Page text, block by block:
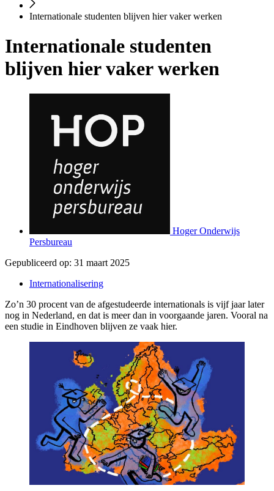
Internationale studenten blijven hier vaker werken
Internationale studenten
blijven hier vaker werken
Hoger Onderwijs
Persbureau
Gepubliceerd op: 31 maart 2025
Internationalisering
Zo’n 30 procent van de afgestudeerde internationals is vijf jaar later
nog in Nederland, en dat is meer dan in voorgaande jaren. Vooral na
een studie in Eindhoven blijven ze vaak hier.